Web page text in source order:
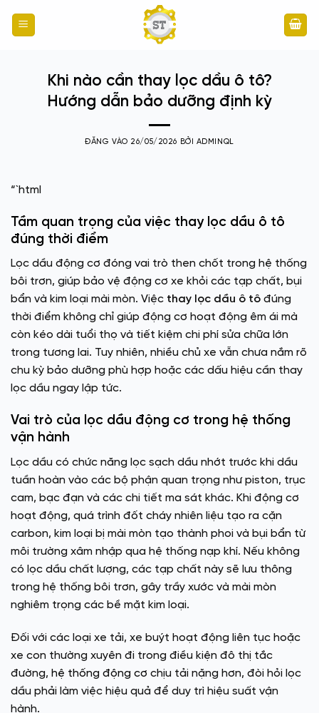
qua
Khi nào cần thay lọc dầu ô tô?
Hướng dẫn bảo dưỡng định kỳ
ĐĂNG VÀO 26/05/2026 BỞI ADMINQL
“`html
Tầm quan trọng của việc thay lọc dầu ô tô
đúng thời điểm
Lọc dầu động cơ đóng vai trò then chốt trong hệ thống
bôi trơn, giúp bảo vệ động cơ xe khỏi các tạp chất, bụi
bẩn và kim loại mài mòn. Việc thay lọc dầu ô tô đúng
thời điểm không chỉ giúp động cơ hoạt động êm ái mà
còn kéo dài tuổi thọ và tiết kiệm chi phí sửa chữa lớn
trong tương lai. Tuy nhiên, nhiều chủ xe vẫn chưa nắm rõ
chu kỳ bảo dưỡng phù hợp hoặc các dấu hiệu cần thay
lọc dầu ngay lập tức.
Vai trò của lọc dầu động cơ trong hệ thống
vận hành
Lọc dầu có chức năng lọc sạch dầu nhớt trước khi dầu
tuần hoàn vào các bộ phận quan trọng như piston, trục
cam, bạc đạn và các chi tiết ma sát khác. Khi động cơ
hoạt động, quá trình đốt cháy nhiên liệu tạo ra cặn
carbon, kim loại bị mài mòn tạo thành phoi và bụi bẩn từ
môi trường xâm nhập qua hệ thống nạp khí. Nếu không
có lọc dầu chất lượng, các tạp chất này sẽ lưu thông
trong hệ thống bôi trơn, gây trầy xước và mài mòn
nghiêm trọng các bề mặt kim loại.
Đối với các loại xe tải, xe buýt hoạt động liên tục hoặc
xe con thường xuyên đi trong điều kiện đô thị tắc
đường, hệ thống động cơ chịu tải nặng hơn, đòi hỏi lọc
dầu phải làm việc hiệu quả để duy trì hiệu suất vận
hành.